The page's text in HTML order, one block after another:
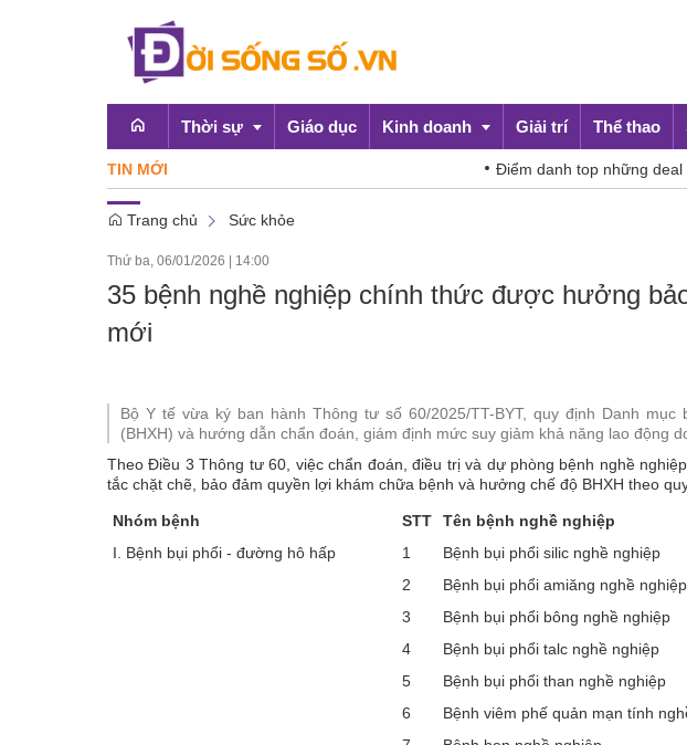
Thời sự
Emagazine
Giáo dục Kinh doanh Giải trí Thể thao
TIN MỚI Điểm danh top những deal món
Trang chủ Sức khỏe
Thứ ba, 06/01/2026 14:00
35 bệnh nghề nghiệp chính thức được hưởng
mới
Bộ Y tế vừa ký ban hành Thông tư số 60/2025/TT-BYT, quy định Danh
(BHXH) và hướng dẫn chẩn đoán, giám định mức suy giảm khả năng lao động
Theo Điều 3 Thông tư 60, việc chẩn đoán, điều trị và dự phòng bệnh nghề
tắc chặt chẽ, bảo đảm quyền lợi khám chữa bệnh và hưởng chế độ BHXH theo
Nhóm bệnh STT
Tên bệnh nghề nghiệp
I. Bệnh bụi phổi - đường hô hấp
1
Bệnh bụi phổi silic nghề nghiệp
2
Bệnh bụi phổi amiăng nghề nghiệp
3
Bệnh bụi phổi bông nghề nghiệp
4
Bệnh bụi phổi talc nghề nghiệp
5
Bệnh bụi phổi than nghề nghiệp
6
Bệnh viêm phế quản mạn tính